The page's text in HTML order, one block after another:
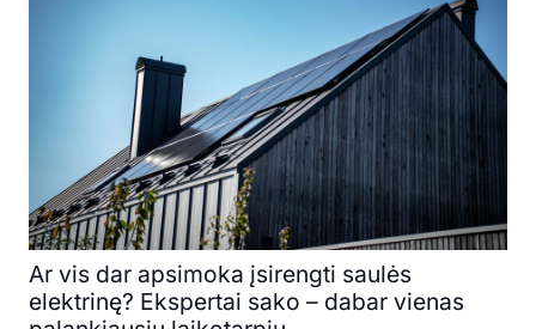
Ar vis dar apsimoka įsirengti saulės
elektrinę? Ekspertai sako – dabar vienas